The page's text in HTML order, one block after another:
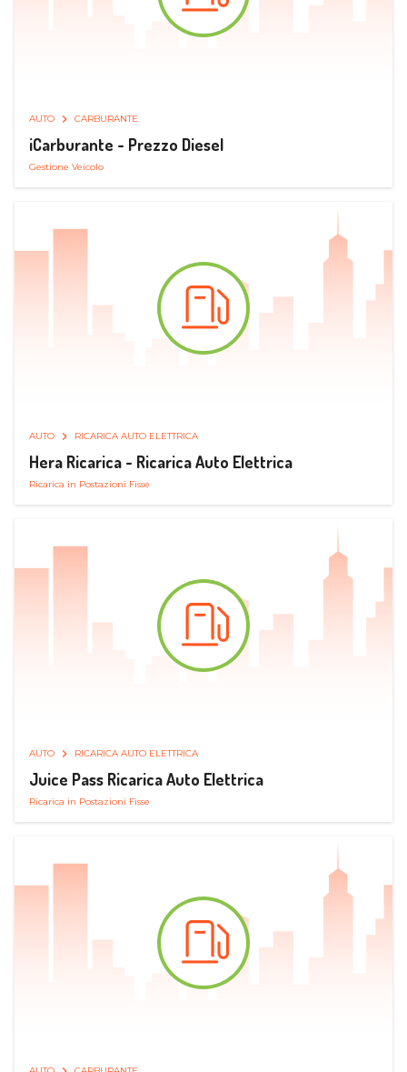
AUTO CARBURANTE
iCarburante - Prezzo Diesel
Gestione Veicolo
AUTO RICARICA AUTO ELETTRICA
Hera Ricarica - Ricarica Auto Elettrica
Ricarica in Postazioni Fisse
AUTO RICARICA AUTO ELETTRICA
Juice Pass Ricarica Auto Elettrica
Ricarica in Postazioni Fisse